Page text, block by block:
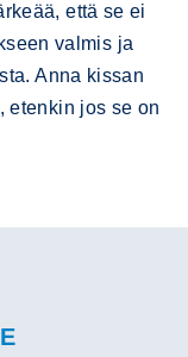
että se ei
valmis ja
Anna kissan
etenkin jos se on